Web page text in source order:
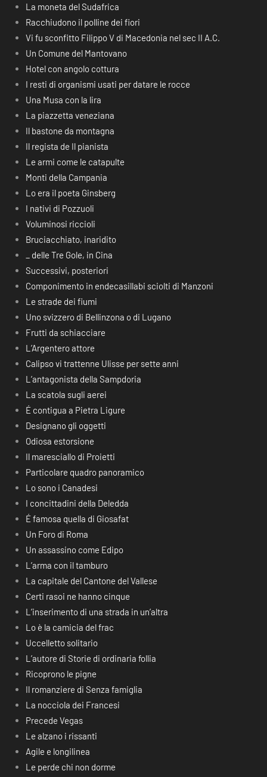
La moneta del Sudafrica
Racchiudono il polline dei fiori
Vi fu sconfitto Filippo V di Macedonia nel sec II A.C.
Un Comune del Mantovano
Hotel con angolo cottura
I resti di organismi usati per datare le rocce
Una Musa con la lira
La piazzetta veneziana
Il bastone da montagna
Il regista de Il pianista
Le armi come le catapulte
Monti della Campania
Lo era il poeta Ginsberg
I nativi di Pozzuoli
Voluminosi riccioli
Bruciacchiato, inaridito
_ delle Tre Gole, in Cina
Successivi, posteriori
Componimento in endecasillabi sciolti di Manzoni
Le strade dei fiumi
Uno svizzero di Bellinzona o di Lugano
Frutti da schiacciare
L’Argentero attore
Calipso vi trattenne Ulisse per sette anni
L’antagonista della Sampdoria
La scatola sugli aerei
É contigua a Pietra Ligure
Designano gli oggetti
Odiosa estorsione
Il maresciallo di Proietti
Particolare quadro panoramico
Lo sono i Canadesi
I concittadini della Deledda
É famosa quella di Giosafat
Un Foro di Roma
Un assassino come Edipo
L’arma con il tamburo
La capitale del Cantone del Vallese
Certi rasoi ne hanno cinque
L’inserimento di una strada in un’altra
Lo è la camicia del frac
Uccelletto solitario
L’autore di Storie di ordinaria follia
Ricoprono le pigne
Il romanziere di Senza famiglia
La nocciola dei Francesi
Precede Vegas
Le alzano i rissanti
Agile e longilinea
Le perde chi non dorme